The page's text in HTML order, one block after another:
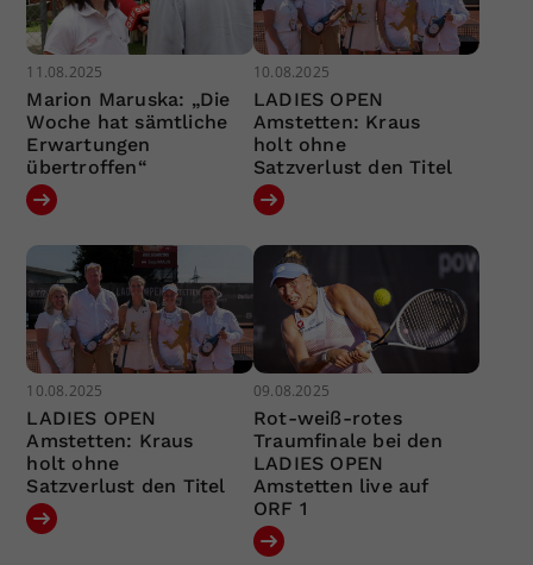
11.08.2025
Marion Maruska: „Die
Woche hat sämtliche
Erwartungen
übertroffen“
10.08.2025
LADIES OPEN
Amstetten: Kraus
holt ohne
Satzverlust den Titel
10.08.2025
LADIES OPEN
Amstetten: Kraus
holt ohne
Satzverlust den Titel
09.08.2025
Rot-weiß-rotes
Traumfinale bei den
LADIES OPEN
Amstetten live auf
ORF 1